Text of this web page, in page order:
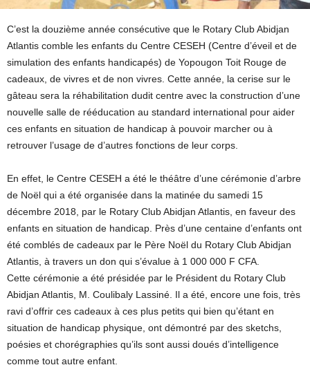
C’est la douzième année consécutive que le Rotary Club Abidjan
Atlantis comble les enfants du Centre CESEH (Centre d’éveil et de
simulation des enfants handicapés) de Yopougon Toit Rouge de
cadeaux, de vivres et de non vivres. Cette année, la cerise sur le
gâteau sera la réhabilitation dudit centre avec la construction d’une
nouvelle salle de rééducation au standard international pour aider
ces enfants en situation de handicap à pouvoir marcher ou à
retrouver l’usage de d’autres fonctions de leur corps.
En effet, le Centre CESEH a été le théâtre d’une cérémonie d’arbre
de Noël qui a été organisée dans la matinée du samedi 15
décembre 2018, par le Rotary Club Abidjan Atlantis, en faveur des
enfants en situation de handicap. Près d’une centaine d’enfants ont
été comblés de cadeaux par le Père Noël du Rotary Club Abidjan
Atlantis, à travers un don qui s’évalue à 1 000 000 F CFA.
Cette cérémonie a été présidée par le Président du Rotary Club
Abidjan Atlantis, M. Coulibaly Lassiné. Il a été, encore une fois, très
ravi d’offrir ces cadeaux à ces plus petits qui bien qu’étant en
situation de handicap physique, ont démontré par des sketchs,
poésies et chorégraphies qu’ils sont aussi doués d’intelligence
comme tout autre enfant.